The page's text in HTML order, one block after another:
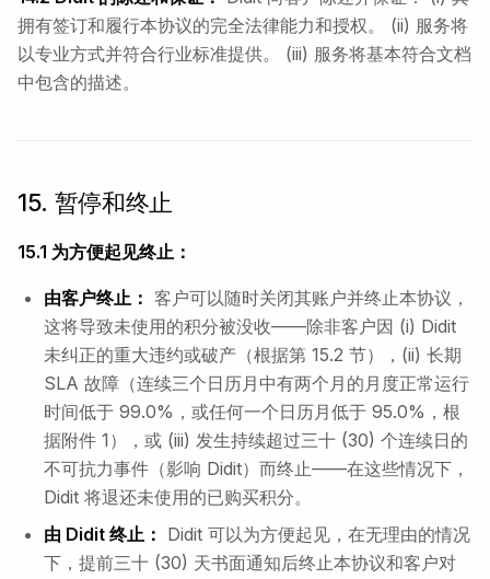
拥有签订和履行本协议的完全法律能力和授权。 (ii) 服务将
以专业方式并符合行业标准提供。 (iii) 服务将基本符合文档
中包含的描述。
15. 暂停和终止
15.1 为方便起见终止：
由客户终止： 客户可以随时关闭其账户并终止本协议，
这将导致未使用的积分被没收——除非客户因 (i) Didit
未纠正的重大违约或破产（根据第 15.2 节），(ii) 长期
SLA 故障（连续三个日历月中有两个月的月度正常运行
时间低于 99.0%，或任何一个日历月低于 95.0%，根
据附件 1），或 (iii) 发生持续超过三十 (30) 个连续日的
不可抗力事件（影响 Didit）而终止——在这些情况下，
Didit 将退还未使用的已购买积分。
由 Didit 终止： Didit 可以为方便起见，在无理由的情况
下，提前三十 (30) 天书面通知后终止本协议和客户对